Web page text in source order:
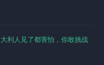
利人见了都害怕，你敢挑战